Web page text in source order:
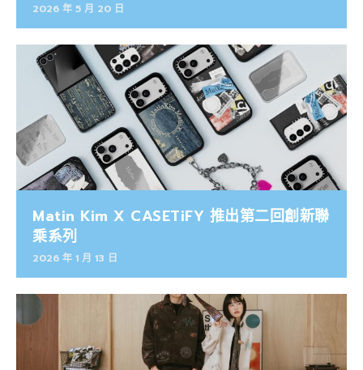
2026 年 5 月 20 日
Matin Kim X CASETiFY 推出第二回創新聯
乘系列
2026 年 1 月 13 日